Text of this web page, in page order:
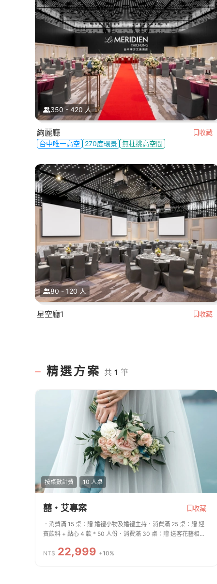
350 - 420 人
絢麗廳
收藏
台中唯一高空
270度環景 無柱挑高空間
80 - 120 人
星空廳1 收藏
精選方案 共 1 筆
按桌數計費 10 人桌
囍・艾專案 收藏
．消費滿 15 桌：贈 婚禮小物及婚禮主持．消費滿 25 桌：贈 迎
賓飲料 + 點心 4 款 * 50 人份．消費滿 30 桌：贈 送客花藝相片
NT$ 22,999 +10%